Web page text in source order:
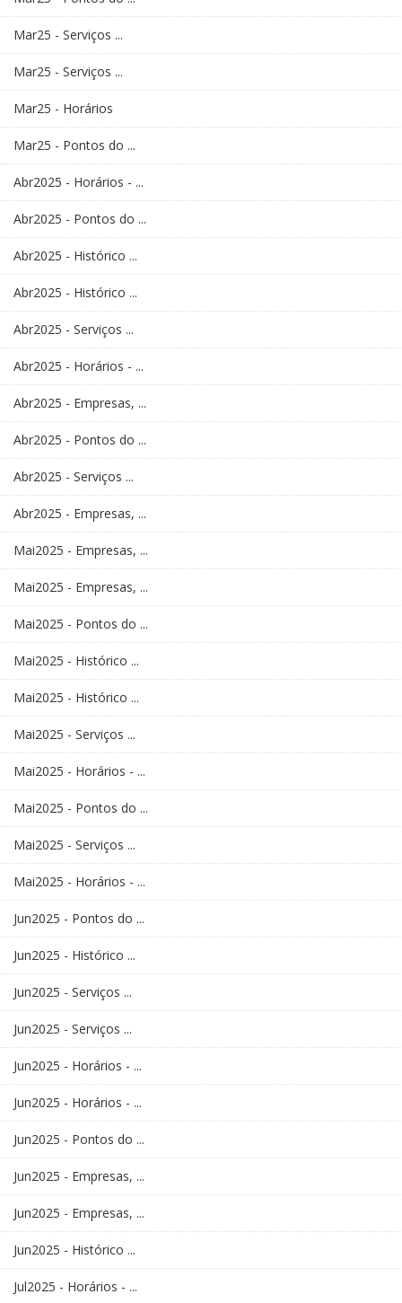
Mar25 - Serviços ...
Mar25 - Serviços ...
Mar25 - Horários
Mar25 - Pontos do ...
Abr2025 - Horários - ...
Abr2025 - Pontos do ...
Abr2025 - Histórico ...
Abr2025 - Histórico ...
Abr2025 - Serviços ...
Abr2025 - Horários - ...
Abr2025 - Empresas, ...
Abr2025 - Pontos do ...
Abr2025 - Serviços ...
Abr2025 - Empresas, ...
Mai2025 - Empresas, ...
Mai2025 - Empresas, ...
Mai2025 - Pontos do ...
Mai2025 - Histórico ...
Mai2025 - Histórico ...
Mai2025 - Serviços ...
Mai2025 - Horários - ...
Mai2025 - Pontos do ...
Mai2025 - Serviços ...
Mai2025 - Horários - ...
Jun2025 - Pontos do ...
Jun2025 - Histórico ...
Jun2025 - Serviços ...
Jun2025 - Serviços ...
Jun2025 - Horários - ...
Jun2025 - Horários - ...
Jun2025 - Pontos do ...
Jun2025 - Empresas, ...
Jun2025 - Empresas, ...
Jun2025 - Histórico ...
Jul2025 - Horários - ...